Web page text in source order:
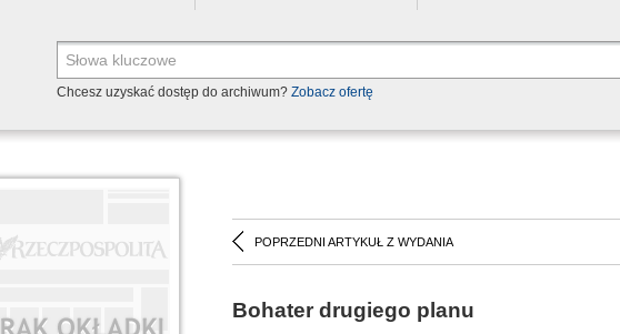
Chcesz uzyskać dostęp do archiwum? Zobacz ofertę
POPRZEDNI ARTYKUŁ Z WYDANIA
Bohater drugiego planu